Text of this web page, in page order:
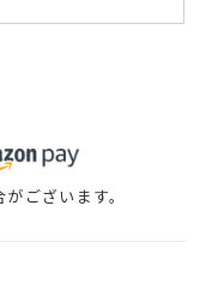
ございます。